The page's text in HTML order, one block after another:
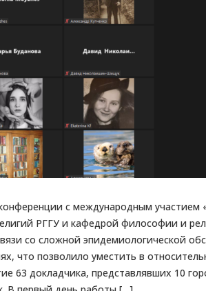
с международным
РГГУ и кафедрой философии и
со сложной эпидемиологической
что позволило уместить в
63 докладчика, представлявших 10